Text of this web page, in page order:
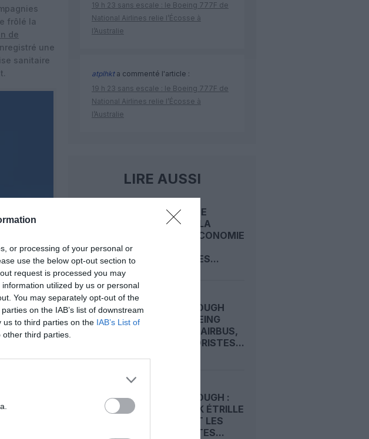
or processing of your personal or
use the below opt-out section to
request is processed you may
utilized by us or personal
You may separately opt-out of the
on the IAB’s list of downstream
us to third parties on the IAB’s List of
third parties.
frôlé la
de
une
sanitaire
19 h 23 sans escale : le Boeing 777F de
National Airlines relie l’Écosse à
l’Australie
atplhkta commenté l'article :
19 h 23 sans escale : le Boeing 777F de
National Airlines relie l’Écosse à
l’Australie
LIRE AUSSI
CARNET DE
VOYAGE : LA
CLASSE ECONOMIE
D’EMIRATES...
FARNBOROUGH
2026 : BOEING
DEVANCE AIRBUS,
LES MOTORISTES...
FARNBOROUGH :
TIM CLARK ÉTRILLE
BOEING ET LES
MOTORISTES...